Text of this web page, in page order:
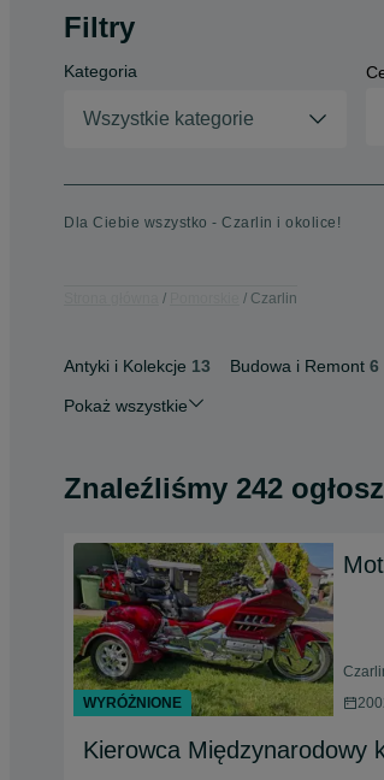
Filtry
Kategoria
Wszystkie kategorie
Dla Ciebie wszystko - Czarlin i okolice!
Czarlin
Antyki i Kolekcje 13 Budowa i Remont 6
Pokaż wszystkie
Znaleźliśmy 242
WYRÓŻNIONE